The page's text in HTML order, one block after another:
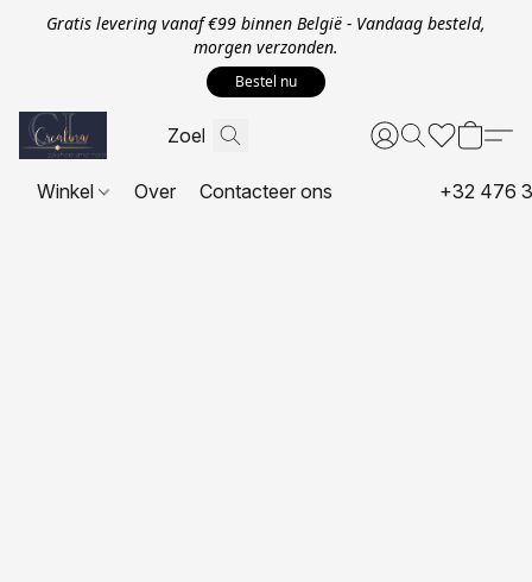
Gratis levering vanaf €99 binnen België - Vandaag besteld,
morgen verzonden.
Bestel nu
Winkel Over Contacteer ons +32 476